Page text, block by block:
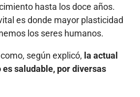
hasta los doce años.
es donde mayor plasticidad
los seres humanos.
según explicó, la actual
saludable, por diversas